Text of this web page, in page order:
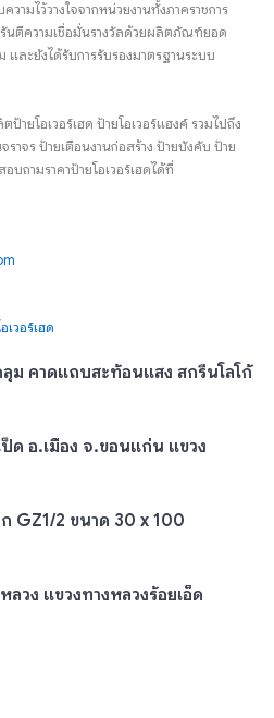
วามไว้วางใจจากหน่วยงานทั้งภาคราชการ
นตีความเชื่อมั่นรางวัลด้วยผลิตภัณฑ์ยอด
และยังได้รับการรับรองมาตรฐานระบบ
ยโอเวอร์เฮด ป้ายโอเวอร์แฮงค์ รวมไปถึง
ราจร ป้ายเตือนงานก่อสร้าง ป้ายบังคับ ป้าย
บถามราคาป้ายโอเวอร์เฮดได้ที่
เวอร์เฮด
ม คาดแถบสะท้อนแสง สกรีนโลโก้
ป็ด อ.เมือง จ.ขอนแก่น แขวง
GZ1/2 ขนาด 30 x 100
วง แขวงทางหลวงร้อยเอ็ด